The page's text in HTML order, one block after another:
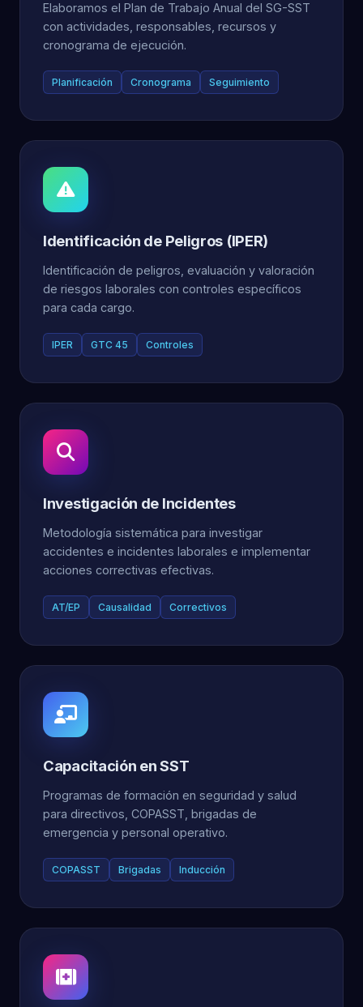
Elaboramos el Plan de Trabajo Anual del SG-SST
con actividades, responsables, recursos y
cronograma de ejecución.
Planificación Cronograma Seguimiento
Identificación de Peligros (IPER)
Identificación de peligros, evaluación y valoración
de riesgos laborales con controles específicos
para cada cargo.
IPER GTC 45 Controles
Investigación de Incidentes
Metodología sistemática para investigar
accidentes e incidentes laborales e implementar
acciones correctivas efectivas.
AT/EP Causalidad Correctivos
Capacitación en SST
Programas de formación en seguridad y salud
para directivos, COPASST, brigadas de
emergencia y personal operativo.
COPASST Brigadas Inducción